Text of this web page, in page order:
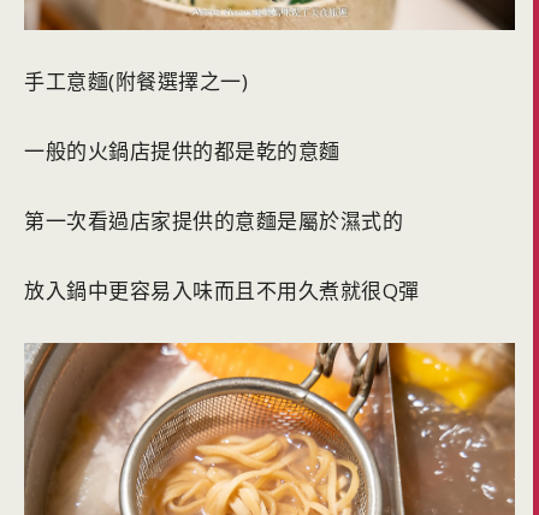
手工意麵(附餐選擇之一)
一般的火鍋店提供的都是乾的意麵
第一次看過店家提供的意麵是屬於濕式的
放入鍋中更容易入味而且不用久煮就很Q彈